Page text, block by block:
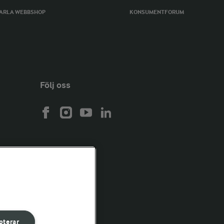
WEBBSHOP KONSUMENTFORUM
Följ oss